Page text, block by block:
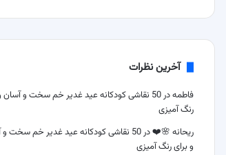
آخرین نظرات
فاطمهدر
50 نقاشی کودکانه عید غدیر خم سخت و آسان
رنگ آمیزی
ریحانه 🌸❤️در
50 نقاشی کودکانه عید غدیر خم سخت
و برای رنگ آمیزی